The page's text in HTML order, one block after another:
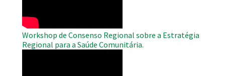
Workshop de Consenso Regional sobre a Estratégia
Regional para a Saúde Comunitária.